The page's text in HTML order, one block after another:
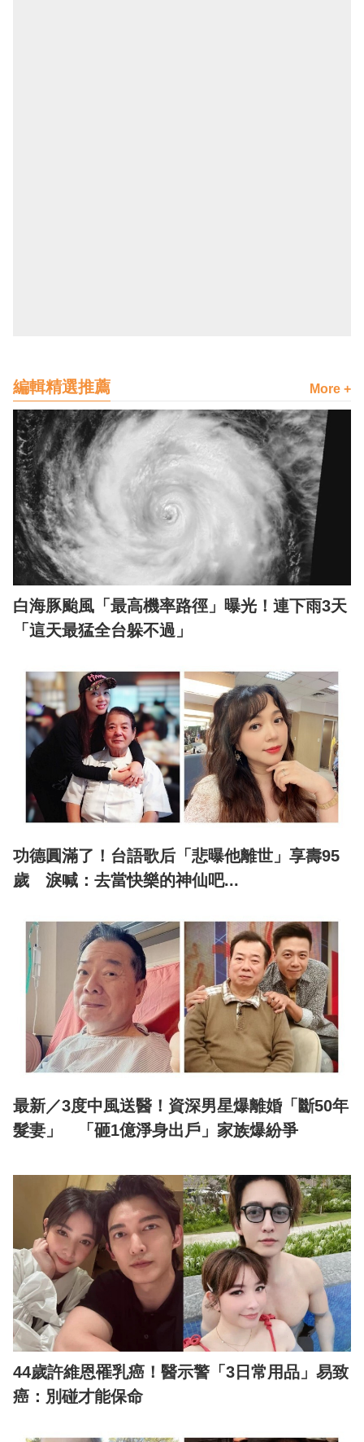
編輯精選推薦 More +
白海豚颱風「最高機率路徑」曝光！連下雨3天
「這天最猛全台躲不過」
功德圓滿了！台語歌后「悲曝他離世」享壽95
歲 淚喊：去當快樂的神仙吧...
最新／3度中風送醫！資深男星爆離婚「斷50年
髮妻」 「砸1億淨身出戶」家族爆紛爭
44歲許維恩罹乳癌！醫示警「3日常用品」易致
癌：別碰才能保命